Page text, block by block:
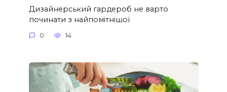
Дизайнерський гардероб не варто
починати з найпомітнішої
0 14